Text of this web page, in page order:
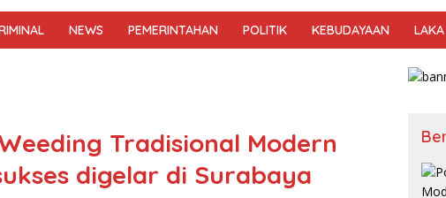
NEWS PEMERINTAHAN POLITIK KEBUDAYAAN
Tradisional Modern
digelar di Surabaya